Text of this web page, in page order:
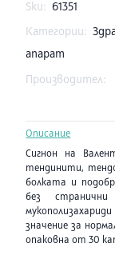
Sku: 61351
Категории:
апарат
Производител:
Описание
Сигнон на
тендинити,
болката и
без
значение за
опаковна от 30